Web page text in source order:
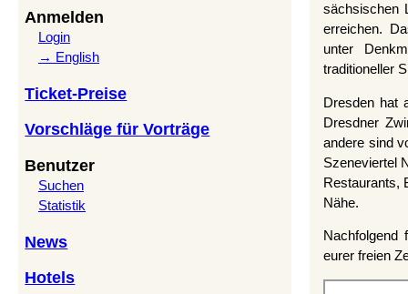
Anmelden
Login
→ English
Ticket-Preise
Vorschläge für Vorträge
Benutzer
Suchen
Statistik
News
Hotels
sächsischen
erreichen.
unter
traditioneller
Dresden hat
Dresdner
andere sind
Szeneviertel
Restaurants,
Nähe.
Nachfolgend
eurer freien